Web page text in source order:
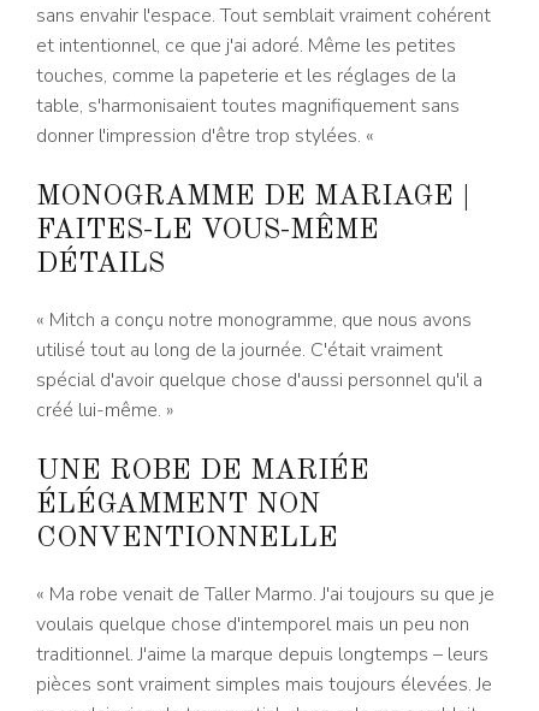
sans envahir l'espace. Tout semblait vraiment cohérent
et intentionnel, ce que j'ai adoré. Même les petites
touches, comme la papeterie et les réglages de la
table, s'harmonisaient toutes magnifiquement sans
donner l'impression d'être trop stylées. «
MONOGRAMME DE MARIAGE |
FAITES-LE VOUS-MÊME
DÉTAILS
« Mitch a conçu notre monogramme, que nous avons
utilisé tout au long de la journée. C'était vraiment
spécial d'avoir quelque chose d'aussi personnel qu'il a
créé lui-même. »
UNE ROBE DE MARIÉE
ÉLÉGAMMENT NON
CONVENTIONNELLE
« Ma robe venait de Taller Marmo. J'ai toujours su que je
voulais quelque chose d'intemporel mais un peu non
traditionnel. J'aime la marque depuis longtemps – leurs
pièces sont vraiment simples mais toujours élevées. Je